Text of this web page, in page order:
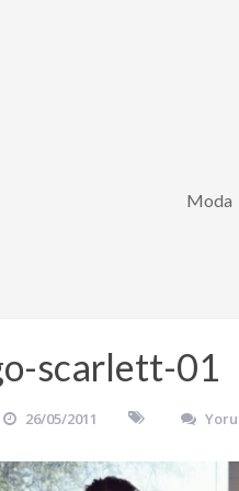
Moda
scarlett-01
26/05/2011